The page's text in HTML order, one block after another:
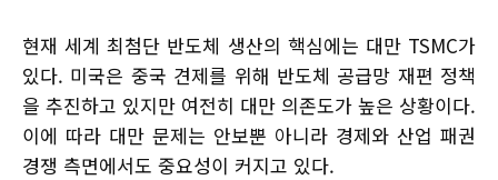
현재 세계 최첨단 반도체 생산의 핵심에는 대만 TSMC가
있다. 미국은 중국 견제를 위해 반도체 공급망 재편 정책
을 추진하고 있지만 여전히 대만 의존도가 높은 상황이다.
이에 따라 대만 문제는 안보뿐 아니라 경제와 산업 패권
경쟁 측면에서도 중요성이 커지고 있다.